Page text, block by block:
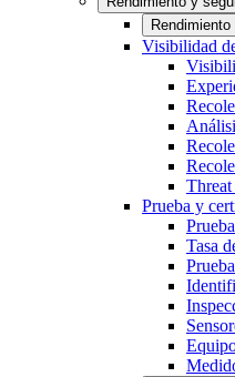
Visibilidad
Threat
Prueba y
Tasa